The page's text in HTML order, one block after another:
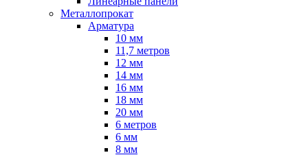
Металлопрокат
Арматура
10 мм
11,7 метров
12 мм
14 мм
16 мм
18 мм
20 мм
6 метров
6 мм
8 мм